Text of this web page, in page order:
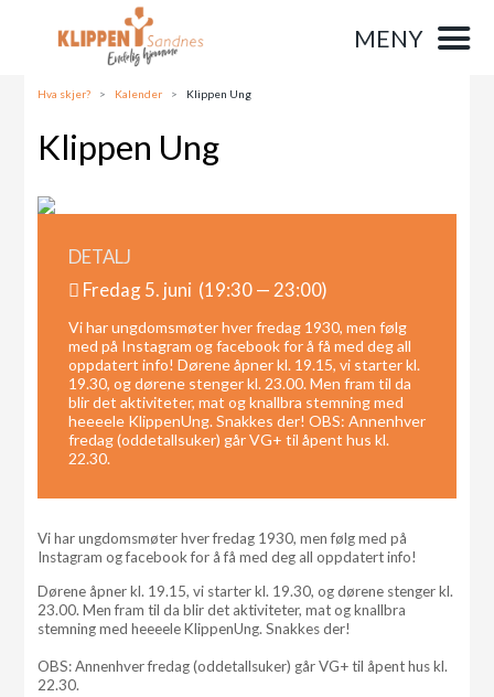
MENY
Hva skjer? > Kalender > Klippen Ung
Klippen Ung
DETALJ
Fredag 5. juni (19:30 — 23:00)
Vi har ungdomsmøter hver fredag 1930, men følg
med på Instagram og facebook for å få med deg all
oppdatert info! Dørene åpner kl. 19.15, vi starter kl.
19.30, og dørene stenger kl. 23.00. Men fram til da
blir det aktiviteter, mat og knallbra stemning med
heeeele KlippenUng. Snakkes der! OBS: Annenhver
fredag (oddetallsuker) går VG+ til åpent hus kl.
22.30.
Vi har ungdomsmøter hver fredag 1930, men følg med på
Instagram og facebook for å få med deg all oppdatert info!
Dørene åpner kl. 19.15, vi starter kl. 19.30, og dørene stenger kl.
23.00. Men fram til da blir det aktiviteter, mat og knallbra
stemning med heeeele KlippenUng. Snakkes der!
OBS: Annenhver fredag (oddetallsuker) går VG+ til åpent hus kl.
22.30.